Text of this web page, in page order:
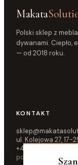
Makata
Polski sklep z
dywanami. Ciepło,
— od 2018 roku.
KONTAKT
ul. Kolejowa 27, 17-
+48 515 583 876
pon–pt 10:00–16:00